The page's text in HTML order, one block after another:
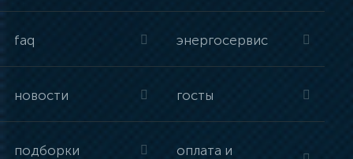
faq энергосервис
новости госты
подборки
оплата и